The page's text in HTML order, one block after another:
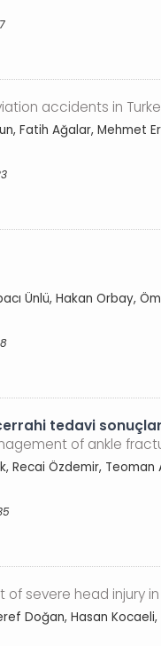
accidents in
Fatih Ağalar, Mehmet
Ünlü, Hakan Orbay,
tedavi
of ankle
Recai Özdemir, Teoman
severe head injury
Doğan, Hasan